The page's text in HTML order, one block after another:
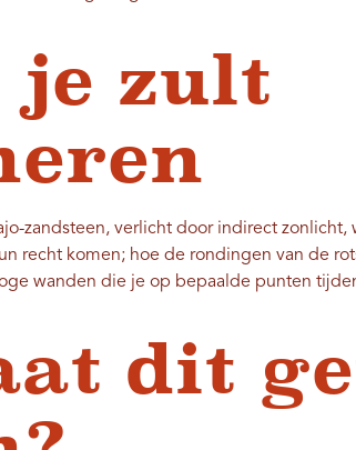
je zult
zandsteen, verlicht door indirect
recht komen; hoe de rondingen van de
wanden die je op bepaalde punten
dit